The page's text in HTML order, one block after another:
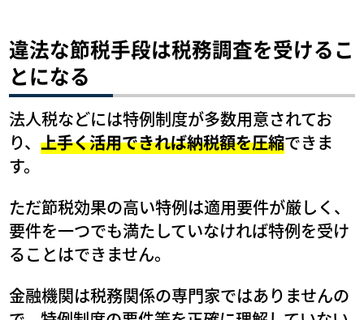
違法な節税手段は税務調査を受けるこ
とになる
法人税などには特例制度が多数用意されてお
り、上手く活用できれば納税額を圧縮できま
す。
ただ節税効果の高い特例は適用要件が厳しく、
要件を一つでも満たしていなければ特例を受け
ることはできません。
金融機関は税務関係の専門家ではありませんの